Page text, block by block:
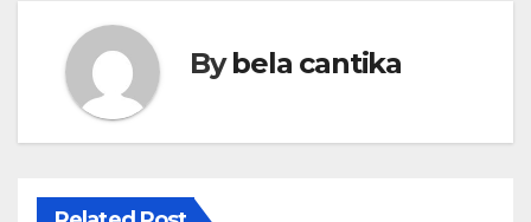
Bybela cantika